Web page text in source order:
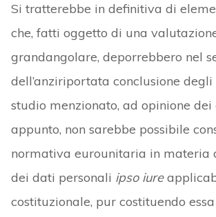
Si tratterebbe in definitiva di
che, fatti oggetto di una
grandangolare, deporrebbero nel
dell’anziriportata conclusione
studio menzionato, ad opinione dei
appunto, non sarebbe possibile
normativa eurounitaria in materia
dei dati personali ipso iure
costituzionale, pur costituendo essa